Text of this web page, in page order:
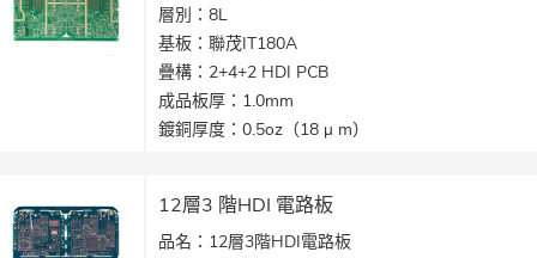
層別：8L
基板：聯茂IT180A
疊構：2+4+2 HDI PCB
成品板厚：1.0mm
鍍銅厚度：0.5oz（18 μ m）
產品應用：網絡通訊產品HDI電路板
12層3 階HDI 電路板
品名：12層3階HDI電路板